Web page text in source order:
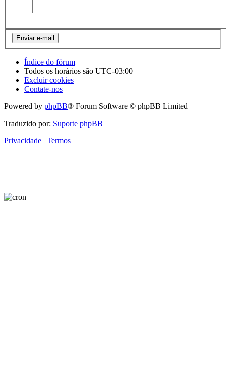
Índice do fórum
Todos os horários são UTC-03:00
Excluir cookies
Contate-nos
Powered by phpBB® Forum Software © phpBB Limited
Traduzido por: Suporte phpBB
Privacidade
Termos